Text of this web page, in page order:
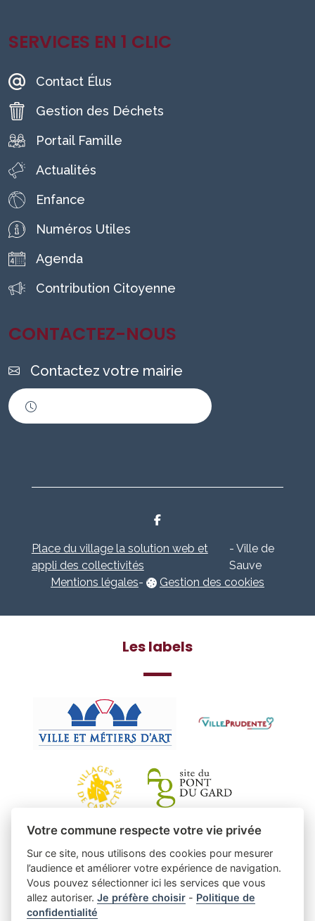
SERVICES EN 1 CLIC
Contact Élus
Gestion des Déchets
Portail Famille
Actualités
Enfance
Numéros Utiles
Agenda
Contribution Citoyenne
CONTACTEZ-NOUS
Contactez votre mairie
Place du village la solution web et
appli des collectivités
- Ville de
Sauve
Mentions légales- Gestion des cookies
Les labels
Votre commune respecte votre vie privée
Sur ce site, nous utilisons des cookies pour mesurer
l’audience et améliorer votre expérience de navigation.
Vous pouvez sélectionner ici les services que vous
allez autoriser.Je préfère choisir - Politique de
confidentialité